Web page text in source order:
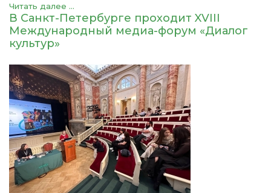
Читать далее ...
В Санкт-Петербурге проходит XVIII
Международный медиа-форум «Диалог
культур»